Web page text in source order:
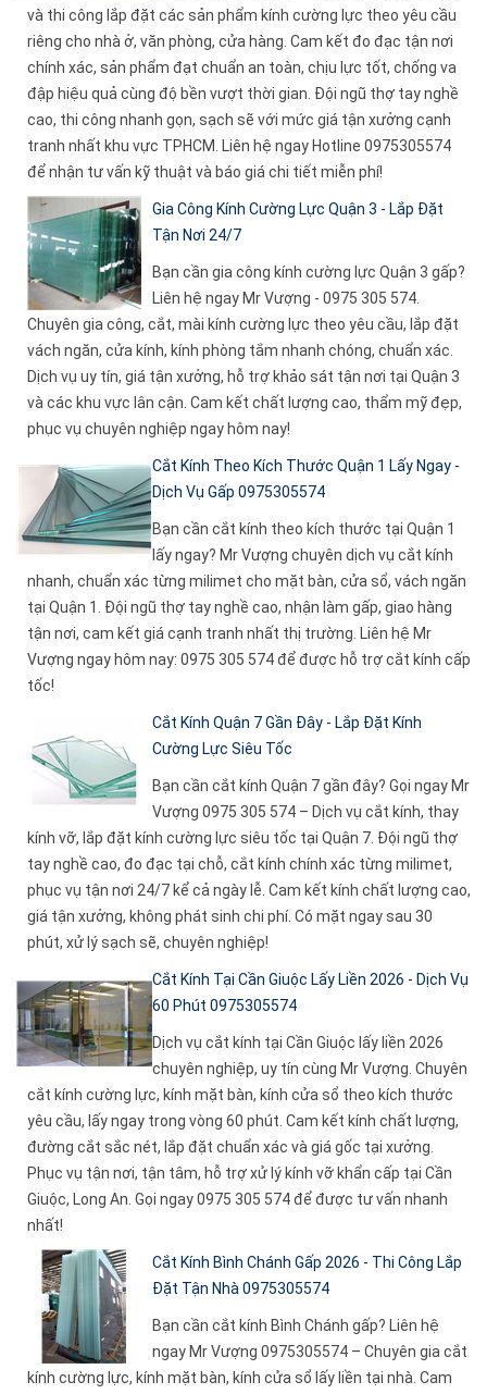
và thi công lắp đặt các sản phẩm kính cường lực theo yêu cầu
riêng cho nhà ở, văn phòng, cửa hàng. Cam kết đo đạc tận nơi
chính xác, sản phẩm đạt chuẩn an toàn, chịu lực tốt, chống va
đập hiệu quả cùng độ bền vượt thời gian. Đội ngũ thợ tay nghề
cao, thi công nhanh gọn, sạch sẽ với mức giá tận xưởng cạnh
tranh nhất khu vực TPHCM. Liên hệ ngay Hotline 0975305574
để nhận tư vấn kỹ thuật và báo giá chi tiết miễn phí!
Gia Công Kính Cường Lực Quận 3 - Lắp Đặt
Tận Nơi 24/7
Bạn cần gia công kính cường lực Quận 3 gấp?
Liên hệ ngay Mr Vượng - 0975 305 574.
Chuyên gia công, cắt, mài kính cường lực theo yêu cầu, lắp đặt
vách ngăn, cửa kính, kính phòng tắm nhanh chóng, chuẩn xác.
Dịch vụ uy tín, giá tận xưởng, hỗ trợ khảo sát tận nơi tại Quận 3
và các khu vực lân cận. Cam kết chất lượng cao, thẩm mỹ đẹp,
phục vụ chuyên nghiệp ngay hôm nay!
Cắt Kính Theo Kích Thước Quận 1 Lấy Ngay -
Dịch Vụ Gấp 0975305574
Bạn cần cắt kính theo kích thước tại Quận 1
lấy ngay? Mr Vượng chuyên dịch vụ cắt kính
nhanh, chuẩn xác từng milimet cho mặt bàn, cửa sổ, vách ngăn
tại Quận 1. Đội ngũ thợ tay nghề cao, nhận làm gấp, giao hàng
tận nơi, cam kết giá cạnh tranh nhất thị trường. Liên hệ Mr
Vượng ngay hôm nay: 0975 305 574 để được hỗ trợ cắt kính cấp
tốc!
Cắt Kính Quận 7 Gần Đây - Lắp Đặt Kính
Cường Lực Siêu Tốc
Bạn cần cắt kính Quận 7 gần đây? Gọi ngay Mr
Vượng 0975 305 574 – Dịch vụ cắt kính, thay
kính vỡ, lắp đặt kính cường lực siêu tốc tại Quận 7. Đội ngũ thợ
tay nghề cao, đo đạc tại chỗ, cắt kính chính xác từng milimet,
phục vụ tận nơi 24/7 kể cả ngày lễ. Cam kết kính chất lượng cao,
giá tận xưởng, không phát sinh chi phí. Có mặt ngay sau 30
phút, xử lý sạch sẽ, chuyên nghiệp!
Cắt Kính Tại Cần Giuộc Lấy Liền 2026 - Dịch Vụ
60 Phút 0975305574
Dịch vụ cắt kính tại Cần Giuộc lấy liền 2026
chuyên nghiệp, uy tín cùng Mr Vượng. Chuyên
cắt kính cường lực, kính mặt bàn, kính cửa sổ theo kích thước
yêu cầu, lấy ngay trong vòng 60 phút. Cam kết kính chất lượng,
đường cắt sắc nét, lắp đặt chuẩn xác và giá gốc tại xưởng.
Phục vụ tận nơi, tận tâm, hỗ trợ xử lý kính vỡ khẩn cấp tại Cần
Giuộc, Long An. Gọi ngay 0975 305 574 để được tư vấn nhanh
nhất!
Cắt Kính Bình Chánh Gấp 2026 - Thi Công Lắp
Đặt Tận Nhà 0975305574
Bạn cần cắt kính Bình Chánh gấp? Liên hệ
ngay Mr Vượng 0975305574 – Chuyên gia cắt
kính cường lực, kính mặt bàn, kính cửa sổ lấy liền tại nhà. Cam